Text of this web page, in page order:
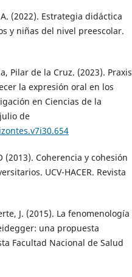
(2022). Estrategia didáctica
y niñas del nivel preescolar.
Pilar de la Cruz. (2023). Praxis
la expresión oral en los
en Ciencias de la
de
(2013). Coherencia y cohesión
UCV-HACER. Revista
J. (2015). La fenomenología
una propuesta
Facultad Nacional de Salud